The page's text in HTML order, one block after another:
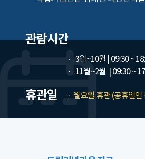
관람시간
3월~10월
| 09:30 ~
11월~2월
| 09:30 ~
휴관일 월요일 휴관 (공휴일인